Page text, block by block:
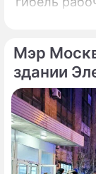
6 февраля
Александру
отмечает,
регионе
Мэр
здании